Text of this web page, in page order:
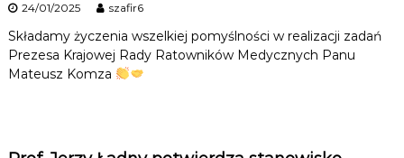
24/01/2025 szafir6
Składamy życzenia wszelkiej pomyślności w realizacji zadań
Prezesa Krajowej Rady Ratowników Medycznych Panu
Mateusz Komza